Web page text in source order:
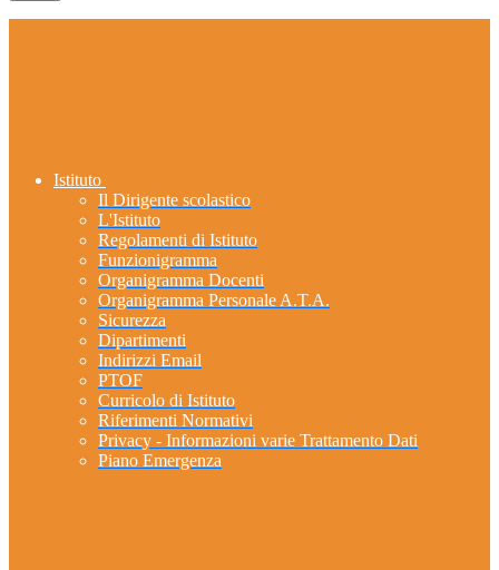
Istituto
Il Dirigente scolastico
L'Istituto
Regolamenti di Istituto
Funzionigramma
Organigramma Docenti
Organigramma Personale A.T.A.
Sicurezza
Dipartimenti
Indirizzi Email
PTOF
Curricolo di Istituto
Riferimenti Normativi
Privacy - Informazioni varie Trattamento Dati
Piano Emergenza